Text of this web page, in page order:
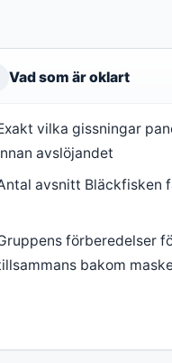
Vad som är oklart
vilka gissningar
avslöjandet
avsnitt Bläckfisken
förberedelser
bakom